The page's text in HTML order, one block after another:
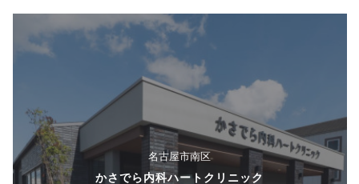
名古屋市南区
かさでら内科ハートクリニック